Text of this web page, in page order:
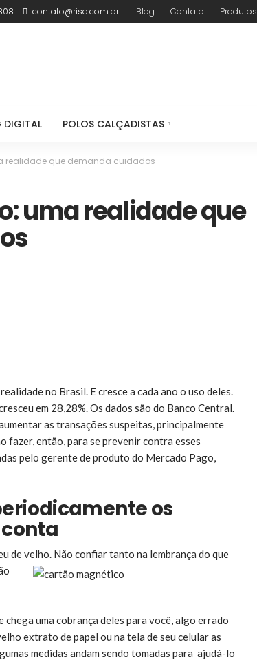
contato@risa.com.br Blog Contato Produtos
DIGITAL POLOS CALÇADISTAS
realidade que demanda cuidados
uma realidade que
no Brasil. E cresce a cada ano o uso deles.
em 28,28%. Os dados são do Banco Central.
as transações suspeitas, principalmente
fazer, então, para se prevenir contra esses
pelo gerente de produto do Mercado Pago,
os
de velho. Não confiar tanto na lembrança do que
uma cobrança deles para você, algo errado
extrato de papel ou na tela de seu celular as
medidas andam sendo tomadas para ajudá-lo